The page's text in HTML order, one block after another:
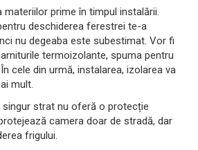
materiilor prime în timpul instalării.
deschiderea ferestrei te-a
nu degeaba este subestimat. Vor fi
termoizolante, spuma pentru
cele din urmă, instalarea, izolarea va
mult.
singur strat nu oferă o protecție
camera doar de stradă, dar
frigului.